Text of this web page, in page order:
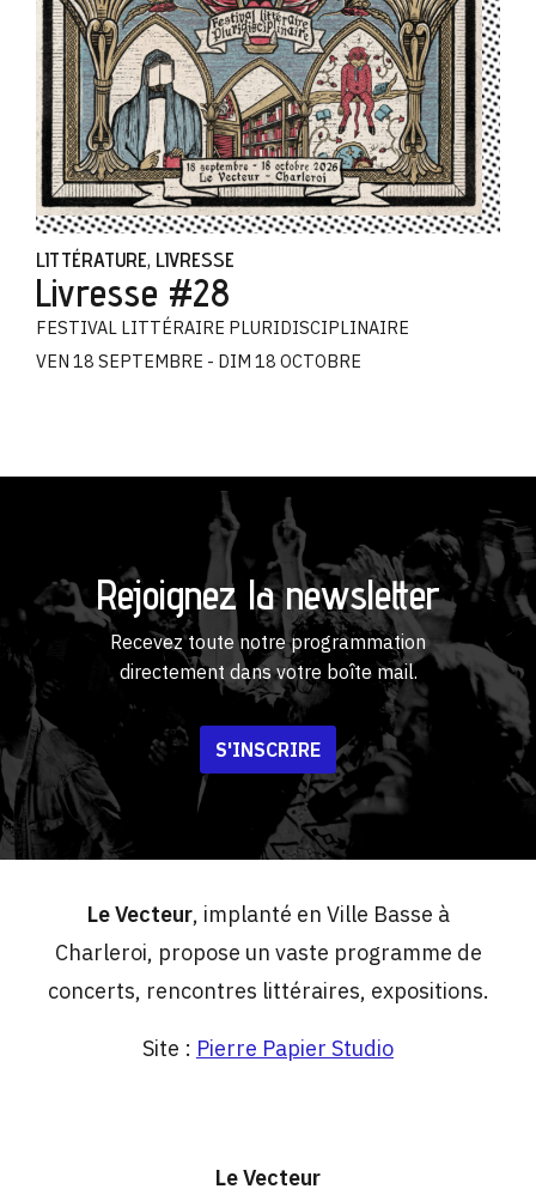
LITTÉRATURE, LIVRESSE
Livresse #28
FESTIVAL LITTÉRAIRE PLURIDISCIPLINAIRE
VEN 18 SEPTEMBRE - DIM 18 OCTOBRE
Rejoignez la newsletter
Recevez toute notre programmation
directement dans votre boîte mail.
S'INSCRIRE
Le Vecteur, implanté en Ville Basse à
Charleroi, propose un vaste programme de
concerts, rencontres littéraires, expositions.
Site : Pierre Papier Studio
Le Vecteur